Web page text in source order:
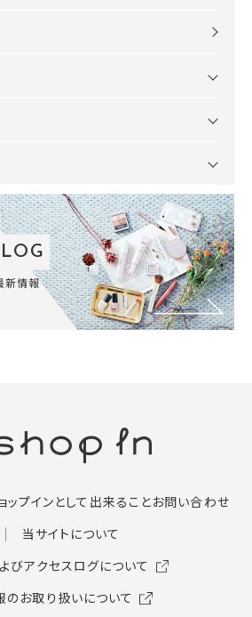
新情報
ップインとして出来ることお問い合わせ
当サイトについて
びアクセスログについて
のお取り扱いについて